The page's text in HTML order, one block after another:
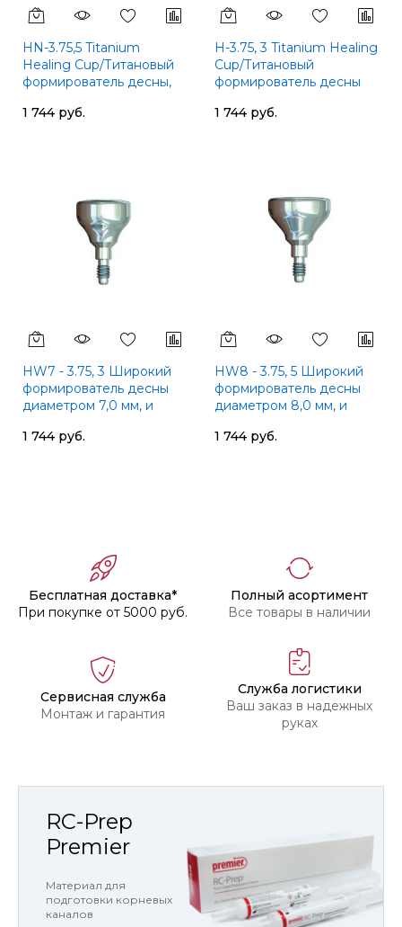
HN-3.75,5 Titanium
Healing Cup/Титановый
формирователь десны,
1 744 руб.
H-3.75, 3 Titanium Healing
Cup/Титановый
формирователь десны
1 744 руб.
HW7 - 3.75, 3 Широкий
формирователь десны
диаметром 7,0 мм, и
1 744 руб.
HW8 - 3.75, 5 Широкий
формирователь десны
диаметром 8,0 мм, и
1 744 руб.
Бесплатная доставка*
При покупке от 5000 руб.
Полный асортимент
Все товары в наличии
Сервисная служба
Монтаж и гарантия
Служба логистики
Ваш заказ в надежных
руках
RC-Prep
Premier
Материал для
подготовки корневых
каналов